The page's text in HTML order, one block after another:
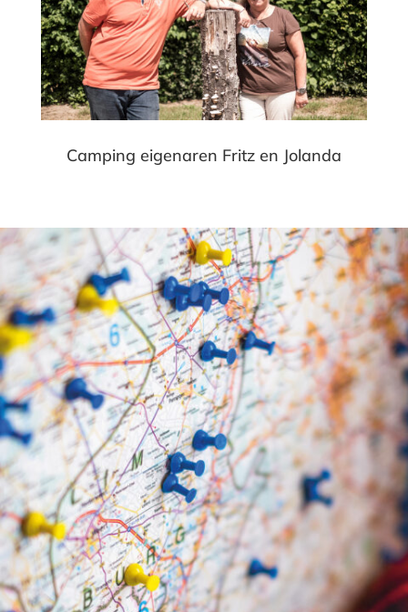
Camping eigenaren Fritz en Jolanda